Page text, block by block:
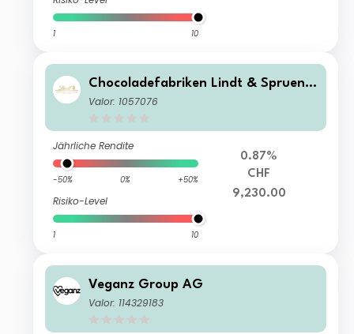
1 10
Chocoladefabriken Lindt & Spruengl
i AG
Valor: 1057076
Jährliche Rendite
-50% 0% +50%
Risiko-Level
1 10
0.87%
CHF
9,230.00
Veganz Group AG
Valor: 114329183